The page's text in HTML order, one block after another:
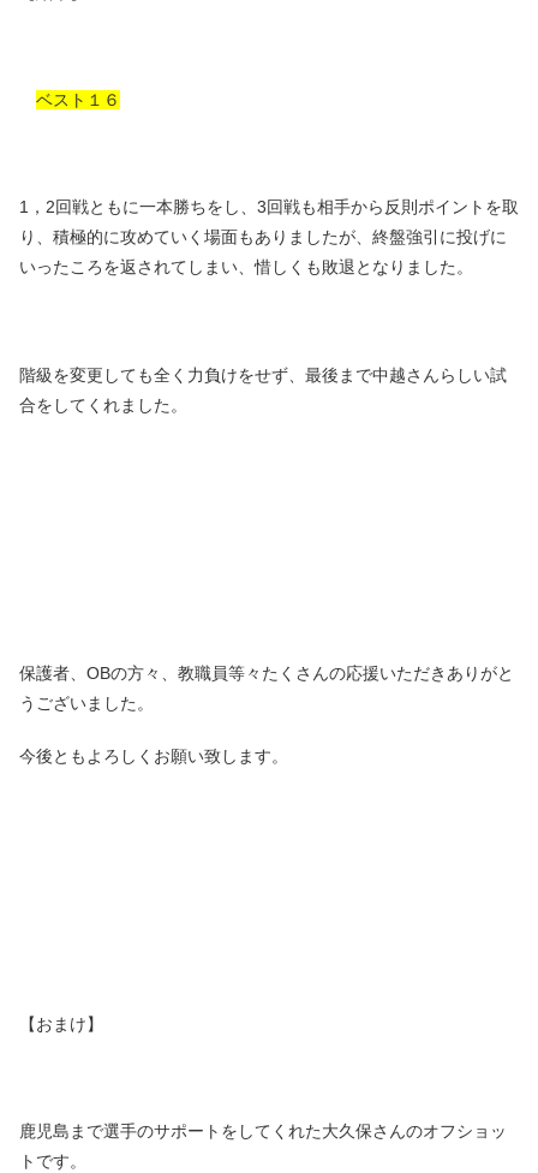
ベスト１６
1，2回戦ともに一本勝ちをし、3回戦も相手から反則ポイントを取
り、積極的に攻めていく場面もありましたが、終盤強引に投げに
いったころを返されてしまい、惜しくも敗退となりました。
階級を変更しても全く力負けをせず、最後まで中越さんらしい試
合をしてくれました。
保護者、OBの方々、教職員等々たくさんの応援いただきありがと
うございました。
今後ともよろしくお願い致します。
【おまけ】
鹿児島まで選手のサポートをしてくれた大久保さんのオフショッ
トです。